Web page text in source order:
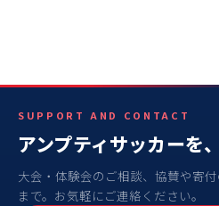
SUPPORT AND CONTACT
アンプティサッカーを、
大会・体験会のご相談、協賛や寄
まで。お気軽にご連絡ください。